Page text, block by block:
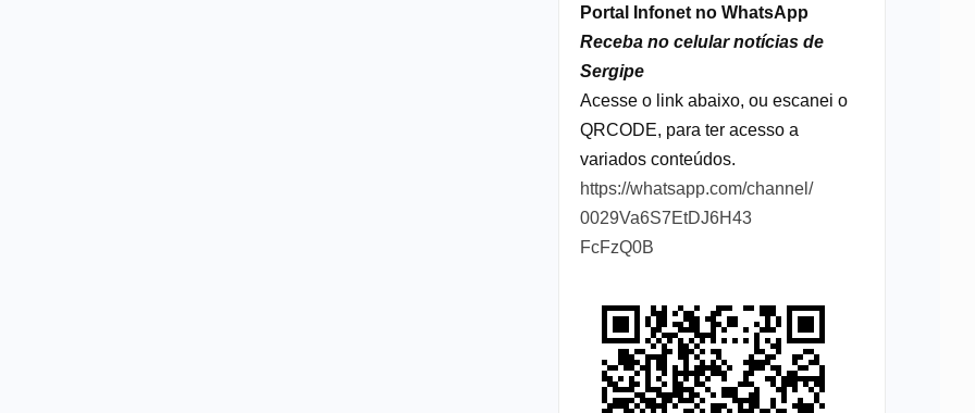
Portal Infonet no WhatsApp
Receba no celular notícias de
Sergipe
Acesse o link abaixo, ou escanei o
QRCODE, para ter acesso a
variados conteúdos.
https://whatsapp.com/channel/
0029Va6S7EtDJ6H43
FcFzQ0B